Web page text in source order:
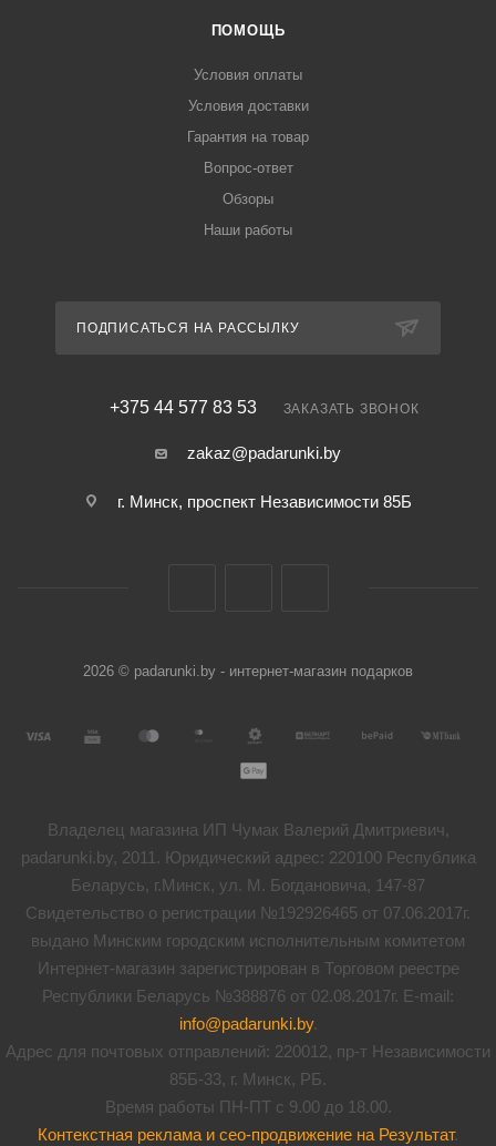
ПОМОЩЬ
Условия оплаты
Условия доставки
Гарантия на товар
Вопрос-ответ
Обзоры
Наши работы
ПОДПИСАТЬСЯ НА РАССЫЛКУ
+375 44 577 83 53 ЗАКАЗАТЬ ЗВОНОК
zakaz@padarunki.by
г. Минск, проспект Независимости 85Б
2026 © padarunki.by - интернет-магазин подарков
Владелец магазина ИП Чумак Валерий Дмитриевич,
padarunki.by, 2011. Юридический адрес: 220100 Республика
Беларусь, г.Минск, ул. М. Богдановича, 147-87
Свидетельство о регистрации №192926465 от 07.06.2017г.
выдано Минским городским исполнительным комитетом
Интернет-магазин зарегистрирован в Торговом реестре
Республики Беларусь №388876 от 02.08.2017г. E-mail:
info@padarunki.by.
Адрес для почтовых отправлений: 220012, пр-т Независимости
85Б-33, г. Минск, РБ.
Время работы ПН-ПТ с 9.00 до 18.00.
Контекстная реклама и сео-продвижение на Результат.